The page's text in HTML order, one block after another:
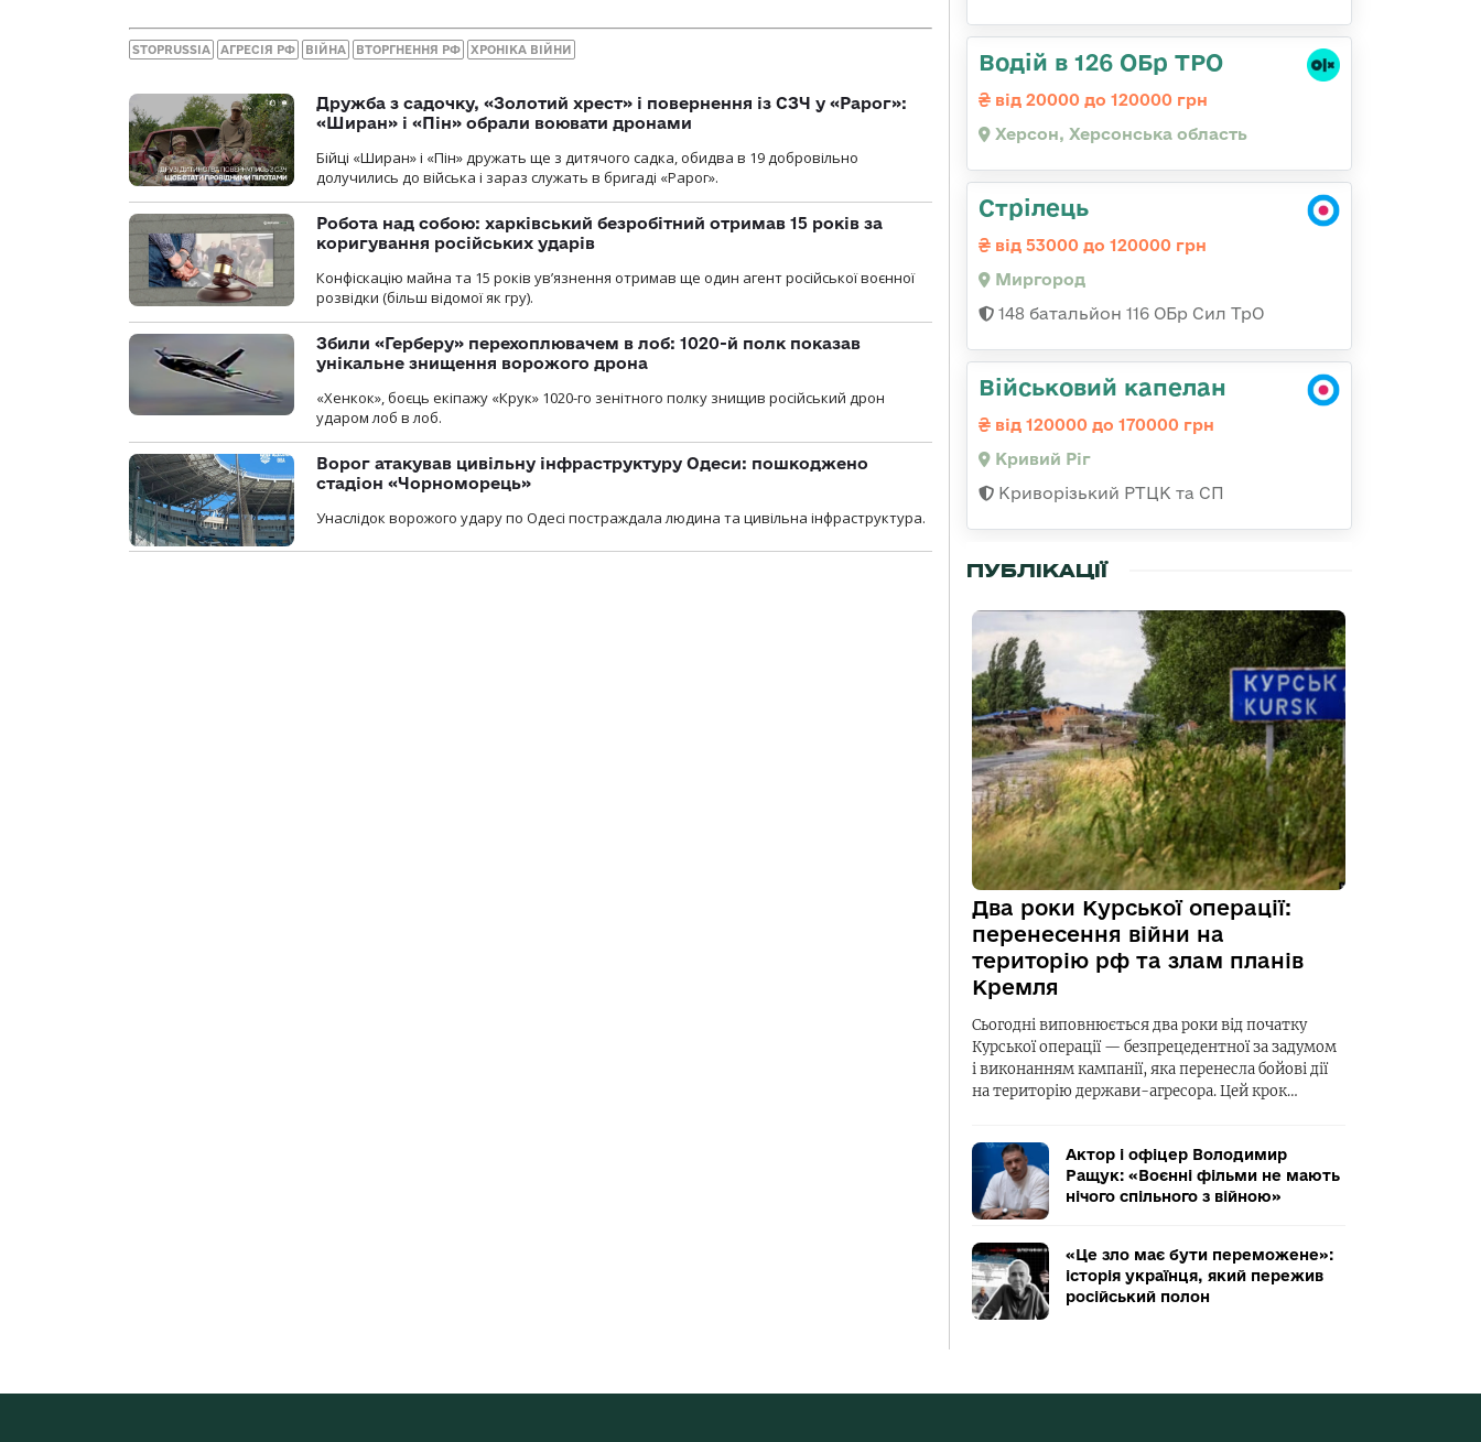
STOPRUSSIA АГРЕСІЯ РФ ВІЙНА ВТОРГНЕННЯ РФ ХРОНІКА ВІЙНИ
Дружба з садочку, «Золотий хрест» і повернення із СЗЧ у «Рарог»:
«Ширан» і «Пін» обрали воювати дронами
Бійці «Ширан» і «Пін» дружать ще з дитячого садка, обидва в 19 добровільно
долучились до війська і зараз служать в бригаді «Рарог».
Робота над собою: харківський безробітний отримав 15 років за
коригування російських ударів
Конфіскацію майна та 15 років увʼязнення отримав ще один агент російської воєнної
розвідки (більш відомої як гру).
Збили «Герберу» перехоплювачем в лоб: 1020-й полк показав
унікальне знищення ворожого дрона
«Хенкок», боєць екіпажу «Крук» 1020-го зенітного полку знищив російський дрон
ударом лоб в лоб.
Ворог атакував цивільну інфраструктуру Одеси: пошкоджено
стадіон «Чорноморець»
Унаслідок ворожого удару по Одесі постраждала людина та цивільна інфраструктура.
Водій в 126 ОБр ТРО
від 20000 до 120000 грн
Херсон, Херсонська область
Стрілець
від 53000 до 120000 грн
Миргород
148 батальйон 116 ОБр Сил ТрО
Військовий капелан
від 120000 до 170000 грн
Кривий Ріг
Криворізький РТЦК та СП
ПУБЛІКАЦІЇ
Два роки Курської операції:
перенесення війни на
територію рф та злам планів
Кремля
Сьогодні виповнюється два роки від початку
Курської операції — безпрецедентної за задумом
і виконанням кампанії, яка перенесла бойові дії
на територію держави-агресора. Цей крок…
Актор і офіцер Володимир
Ращук: «Воєнні фільми не мають
нічого спільного з війною»
«Це зло має бути переможене»:
історія українця, який пережив
російський полон